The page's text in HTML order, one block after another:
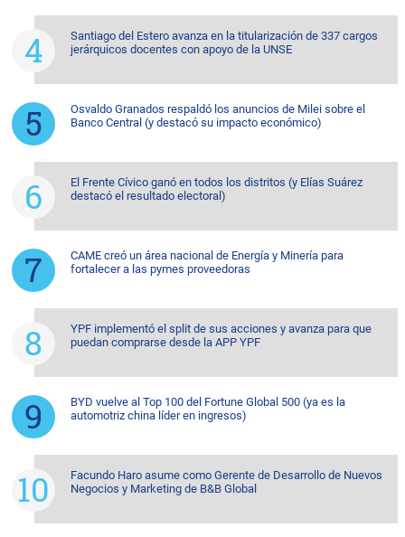
Santiago del Estero avanza en la titularización de 337 cargos
jerárquicos docentes con apoyo de la UNSE
Osvaldo Granados respaldó los anuncios de Milei sobre el
Banco Central (y destacó su impacto económico)
El Frente Cívico ganó en todos los distritos (y Elías Suárez
destacó el resultado electoral)
CAME creó un área nacional de Energía y Minería para
fortalecer a las pymes proveedoras
YPF implementó el split de sus acciones y avanza para que
puedan comprarse desde la APP YPF
BYD vuelve al Top 100 del Fortune Global 500 (ya es la
automotriz china líder en ingresos)
Facundo Haro asume como Gerente de Desarrollo de Nuevos
Negocios y Marketing de B&B Global